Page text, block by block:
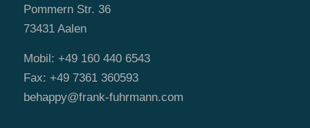
Pommern Str. 36
73431 Aalen
Mobil: +49 160 440 6543
Fax: +49 7361 360593
behappy@frank-fuhrmann.com